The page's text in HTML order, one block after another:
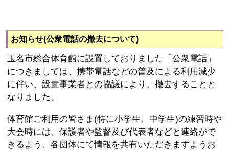
お知らせ(公衆電話の撤去について)
玉名市総合体育館に設置しておりました「公衆電話」
につきましては、携帯電話などの普及による利用減少
に伴い、設置事業者との協議により、撤去することと
なりました。
体育館ご利用の皆さま(特に小学生、中学生)の練習時や
大会時には、保護者や監督及び代表者などと連絡がで
きるよう、各団体にて情報を共有いただきますようお